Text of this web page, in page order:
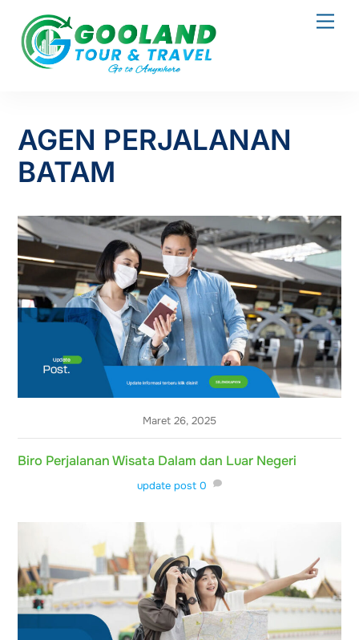
content
AGEN PERJALANAN
BATAM
Maret 26, 2025
Biro Perjalanan Wisata Dalam dan Luar Negeri
update post 0